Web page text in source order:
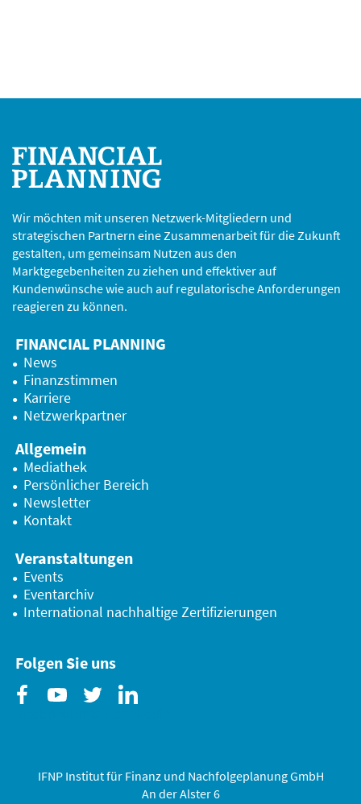
Wir möchten mit unseren Netzwerk-Mitgliedern und
strategischen Partnern eine Zusammenarbeit für die Zukunft
gestalten, um gemeinsam Nutzen aus den
Marktgegebenheiten zu ziehen und effektiver auf
Kundenwünsche wie auch auf regulatorische Anforderungen
reagieren zu können.
FINANCIAL PLANNING
News
Finanzstimmen
Karriere
Netzwerkpartner
Allgemein
Mediathek
Persönlicher Bereich
Newsletter
Kontakt
Veranstaltungen
Events
Eventarchiv
International nachhaltige Zertifizierungen
Folgen Sie uns
IFNP Institut für Finanz und Nachfolgeplanung GmbH
An der Alster 6